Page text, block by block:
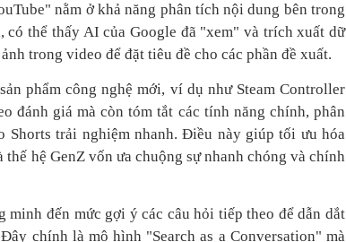
nằm ở khả năng phân tích nội dung bên trong
có thể thấy AI của Google đã "xem" và trích xuất dữ
trong video để đặt tiêu đề cho các phần đề xuất.
phẩm công nghệ mới, ví dụ như Steam Controller
đánh giá mà còn tóm tắt các tính năng chính, phân
Shorts trải nghiệm nhanh. Điều này giúp tối ưu hóa
hệ GenZ vốn ưa chuộng sự nhanh chóng và chính
minh đến mức gợi ý các câu hỏi tiếp theo để dẫn dắt
chính là mô hình "Search as a Conversation" mà